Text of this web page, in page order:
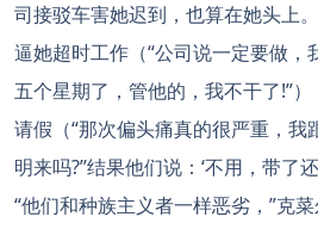
司接驳车害她迟到，也算在她头上
逼她超时工作（“公司说一定要做，
五个星期了，管他的，我不干了!”
请假（“那次偏头痛真的很严重，我
明来吗?”结果他们说：‘不用，带了还
“他们和种族主义者一样恶劣，”克